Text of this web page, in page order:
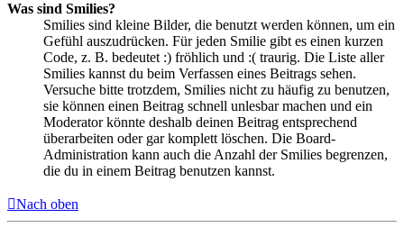
Was sind Smilies?
Smilies sind kleine Bilder, die benutzt werden können, um ein
Gefühl auszudrücken. Für jeden Smilie gibt es einen kurzen
Code, z. B. bedeutet :) fröhlich und :( traurig. Die Liste aller
Smilies kannst du beim Verfassen eines Beitrags sehen.
Versuche bitte trotzdem, Smilies nicht zu häufig zu benutzen,
sie können einen Beitrag schnell unlesbar machen und ein
Moderator könnte deshalb deinen Beitrag entsprechend
überarbeiten oder gar komplett löschen. Die Board-
Administration kann auch die Anzahl der Smilies begrenzen,
die du in einem Beitrag benutzen kannst.
Nach oben